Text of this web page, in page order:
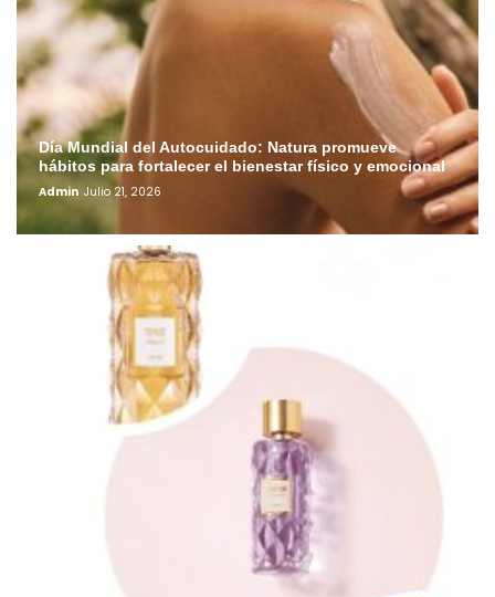
Día Mundial del Autocuidado: Natura promueve
hábitos para fortalecer el bienestar físico y emocional
Admin Julio 21, 2026